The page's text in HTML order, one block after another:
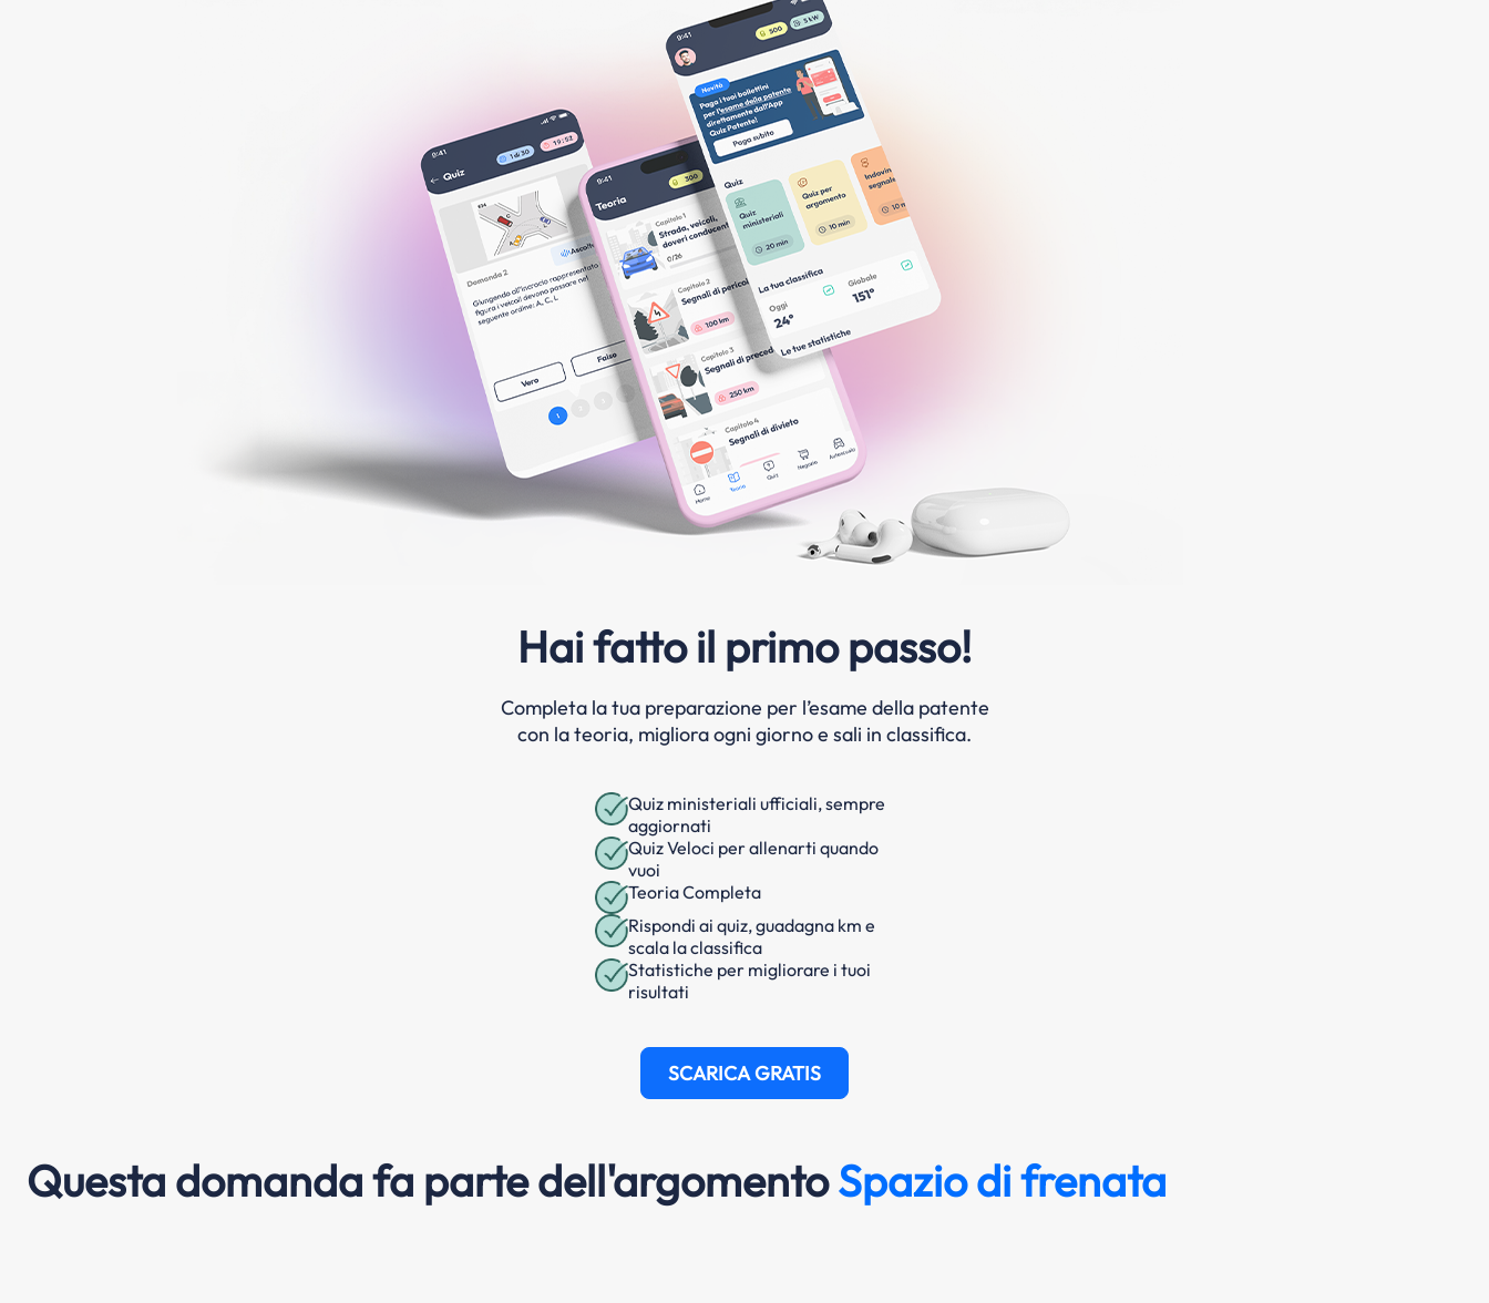
Hai fatto il primo passo!
Completa la tua preparazione per l’esame della patente
con la teoria, migliora ogni giorno e sali in classifica.
Quiz ministeriali ufficiali, sempre
aggiornati
Quiz Veloci per allenarti quando
vuoi
Teoria Completa
Rispondi ai quiz, guadagna km e
scala la classifica
Statistiche per migliorare i tuoi
risultati
SCARICA GRATIS
Questa domanda fa parte dell'argomentoSpazio di frenata